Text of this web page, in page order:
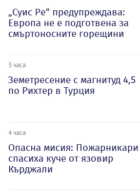
„Суис Ре“ предупреждава:
Европа не е подготвена за
смъртоносните горещини
3 часа
Земетресение с магнитуд 4,5
по Рихтер в Турция
4 часа
Опасна мисия: Пожарникари
спасиха куче от язовир
Кърджали